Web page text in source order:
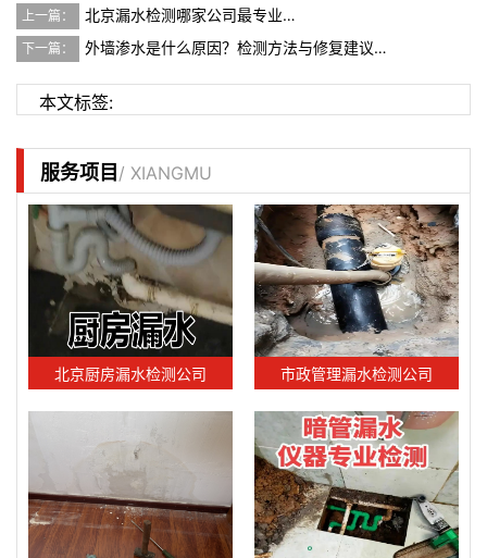
上一篇： 北京漏水检测哪家公司最专业…
下一篇： 外墙渗水是什么原因？检测方法与修复建议…
本文标签:
服务项目 / XIANGMU
北京厨房漏水检测公司 市政管理漏水检测公司